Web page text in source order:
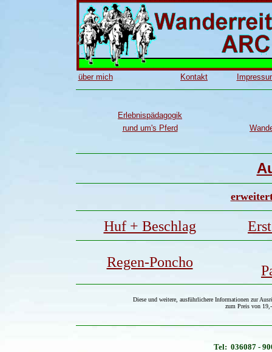
über mich Kontakt
Erlebnispädagogik
rund um's Pferd
Huf + Beschlag
Regen-Poncho
Diese und weitere, ausführlichere Informationen zur
zum Preis von
Tel: 036087 -